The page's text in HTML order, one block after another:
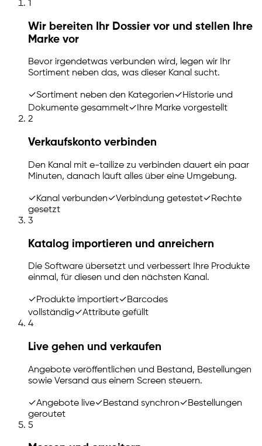
1
Wir bereiten Ihr Dossier vor und stellen Ihre
Marke vor
Bevor irgendetwas verbunden wird, legen wir Ihr
Sortiment neben das, was dieser Kanal sucht.
✓Sortiment neben den Kategorien✓Historie und
Dokumente gesammelt✓Ihre Marke vorgestellt
2
Verkaufskonto verbinden
Den Kanal mit e-tailize zu verbinden dauert ein paar
Minuten, danach läuft alles über eine Umgebung.
✓Kanal verbunden✓Verbindung getestet✓Rechte
gesetzt
3
Katalog importieren und anreichern
Die Software übersetzt und verbessert Ihre Produkte
einmal, für diesen und den nächsten Kanal.
✓Produkte importiert✓Barcodes
vollständig✓Attribute gefüllt
4
Live gehen und verkaufen
Angebote veröffentlichen und Bestand, Bestellungen
sowie Versand aus einem Screen steuern.
✓Angebote live✓Bestand synchron✓Bestellungen
geroutet
5